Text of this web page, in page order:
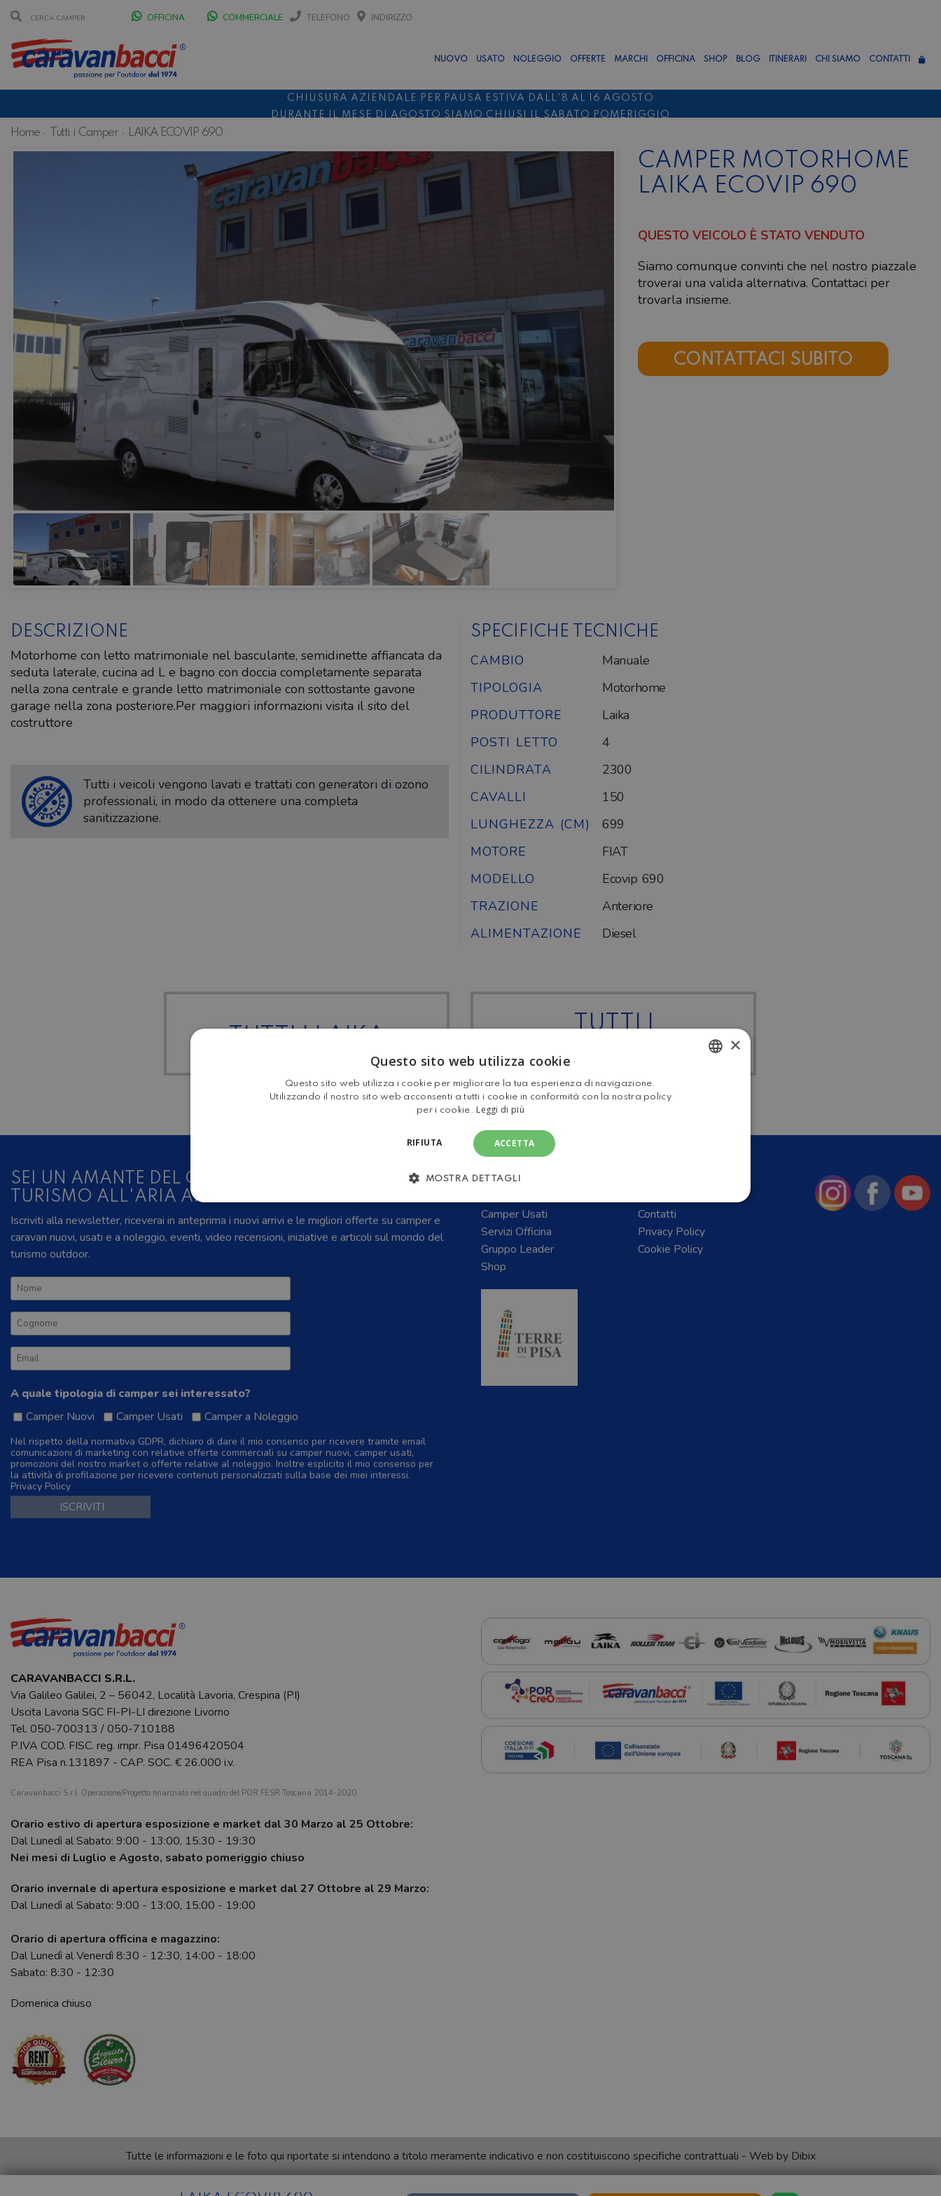
OFFICINA COMMERCIALE TELEFONO INDIRIZZO
NUOVO USATO NOLEGGIO OFFERTE MARCHI OFFICINA SHOP BLOG ITINERARI CHI SIAMO CONTATTI
CHIUSURA AZIENDALE PER PAUSA ESTIVA DALL'8 AL 16 AGOSTO
DURANTE IL MESE DI AGOSTO SIAMO CHIUSI IL SABATO POMERIGGIO
Home Tutti i Camper LAIKA ECOVIP 690
CAMPER MOTORHOME
LAIKA ECOVIP 690
QUESTO VEICOLO È STATO VENDUTO
Siamo comunque convinti che nel nostro piazzale
troverai una valida alternativa. Contattaci per
trovarla insieme.
CONTATTACI SUBITO
DESCRIZIONE
Motorhome con letto matrimoniale nel basculante, semidinette affiancata da
seduta laterale, cucina ad L e bagno con doccia completamente separata
nella zona centrale e grande letto matrimoniale con sottostante gavone
garage nella zona posteriore.Per maggiori informazioni visita il sito del
costruttore
Tutti i veicoli vengono lavati e trattati con generatori di ozono
professionali, in modo da ottenere una completa
sanitizzazione.
SPECIFICHE TECNICHE
CAMBIO
Manuale
TIPOLOGIA
Motorhome
PRODUTTORE
Laika
POSTI LETTO
4
CILINDRATA
2300
CAVALLI
150
LUNGHEZZA (CM)
699
MOTORE
FIAT
MODELLO
Ecovip 690
TRAZIONE
Anteriore
ALIMENTAZIONE
Diesel
TUTTI I LAIKA
TUTTI I
SEI UN AMANTE DEL CAMPER, DELLE CARAVAN E DEL
TURISMO ALL'ARIA APERTA?
Iscriviti alla newsletter, riceverai in anteprima i nuovi arrivi e le migliori offerte su camper e
caravan nuovi, usati e a noleggio, eventi, video recensioni, iniziative e articoli sul mondo del
turismo outdoor.
A quale tipologia di camper sei interessato?
Camper Nuovi
Camper Usati Camper a Noleggio
Nel rispetto della normativa GDPR, dichiaro di dare il mio consenso per ricevere tramite email
comunicazioni di marketing con relative offerte commerciali su camper nuovi, camper usati,
promozioni del nostro market o offerte relative al noleggio. Inoltre esplicito il mio consenso per
la attività di profilazione per ricevere contenuti personalizzati sulla base dei miei interessi.
Privacy Policy
Home
Camper Usati
Servizi Officina
Gruppo Leader
Shop
Contatti
Privacy Policy
Cookie Policy
CARAVANBACCI S.R.L.
Via Galileo Galilei, 2 – 56042, Località Lavoria, Crespina (PI)
Uscita Lavoria SGC FI-PI-LI direzione Livorno
Tel. 050-700313 /050-710188
P.IVA COD. FISC. reg. impr. Pisa 01496420504
REA Pisa n.131897 - CAP. SOC. € 26.000 i.v.
Caravanbacci S.r.l. Operazione/Progetto finanziato nel quadro del POR FESR Toscana 2014-2020.
Orario estivo di apertura esposizione e market dal 30 Marzo al 25 Ottobre:
Dal Lunedì al Sabato: 9:00 - 13:00, 15:30 - 19:30
Nei mesi di Luglio e Agosto, sabato pomeriggio chiuso
Orario invernale di apertura esposizione e market dal 27 Ottobre al 29 Marzo:
Dal Lunedì al Sabato: 9:00 - 13:00, 15:00 - 19:00
Orario di apertura officina e magazzino:
Dal Lunedì al Venerdì 8:30 - 12:30, 14:00 - 18:00
Sabato: 8:30 - 12:30
Domenica chiuso
Tutte le informazioni e le foto qui riportate si intendono a titolo meramente indicativo e non costituiscono specifiche contrattuali - Web by Dibix
×
Questo sito web utilizza cookie
Questo sito web utilizza i cookie per migliorare la tua esperienza di navigazione.
Utilizzando il nostro sito web acconsenti a tutti i cookie in conformità con la nostra policy
per i cookie. Leggi di più
ACCETTA
RIFIUTA
MOSTRA DETTAGLI